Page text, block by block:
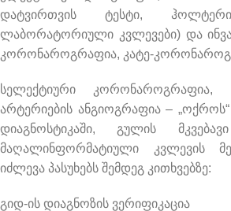
დატვირთვის ტესტი,
ლაბორატორიული კვლევები) და
კორონაროგრაფია, კატე-
სელექტიური
არტერიების ანგიოგრაფია –
დიაგნოსტიკაში, გულის
მაღალინფორმატიული კვლევის
იძლევა პასუხებს შემდეგ კითხვებზე:
გიდ-ის დიაგნოზის ვერიფიკაცია